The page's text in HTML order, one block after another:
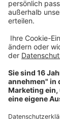
Über uns
Dehner
Jobs bei